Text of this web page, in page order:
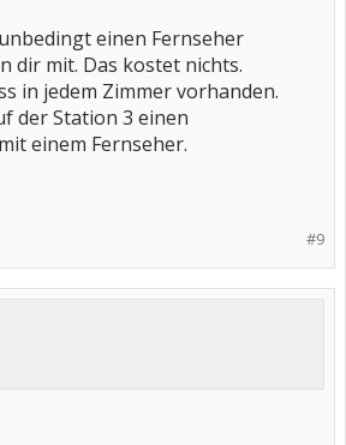
einen Fernseher
dir mit. Das kostet nichts.
in jedem Zimmer vorhanden.
der Station 3 einen
einem Fernseher.
#9